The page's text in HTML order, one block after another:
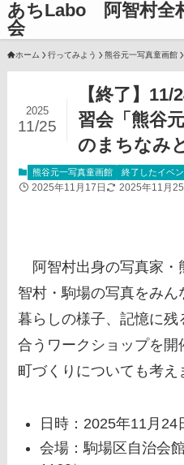
あちLabo 阿智村全
会
ホーム 行ってみよう 熊谷元一写真童画館
【終了】
習会「熊谷
のまちなみ
2025
11/25
熊谷元一写真童画館 終了したイベン
2025年11月17日 2025年11月25
阿智村出身の写真家・
智村・駒場の写真をみ
暮らしの様子、記憶に残
合うワークショップを
町づくりについても考え
日時：2025年11月
会場：駒場区自治会